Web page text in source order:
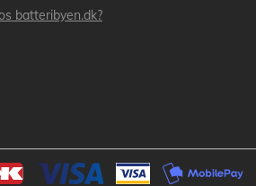
batteribyen.dk?